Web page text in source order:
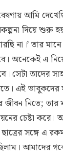
আমি
দিয়ে শুরু
না।’ তার
অনেকেই এ
সেটা তাদের
এই ভাবুকদের
জীবন নিতে; তার
চেষ্টা
সঙ্গে এ
আমাদের